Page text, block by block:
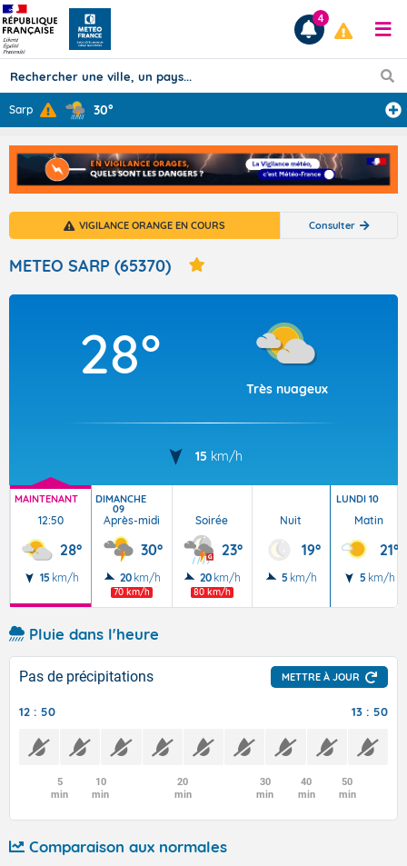
Prévisions
TOUS LES RÉSULTATS
Articles
4
Sarp 30°
VIGILANCE ORANGE EN COURS Consulter
METEO SARP (65370)
28°
Très nuageux
15 km/h
MAINTENANT
12:50
28°
15 km/h
DIMANCHE
09
Après-midi
30°
20 km/h
70 km/h
Soirée
23°
20 km/h
80 km/h
Nuit
19°
5 km/h
LUNDI 10
Matin
21°
5 km/h
Pluie dans l'heure
Pas de précipitations METTRE À JOUR
12 : 50 13 : 50
5
min
10
min
20
min
30
min
40
min
50
min
Comparaison aux normales